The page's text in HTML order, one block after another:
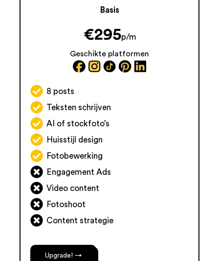
Basis
€295p/m
Geschikte platformen
8 posts
Teksten schrijven
AI of stockfoto’s
Huisstijl design
Fotobewerking
Engagement Ads
Video content
Fotoshoot
Content strategie
Upgrade! →